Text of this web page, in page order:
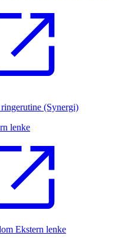
(Synergi)
lenke
Ekstern lenke